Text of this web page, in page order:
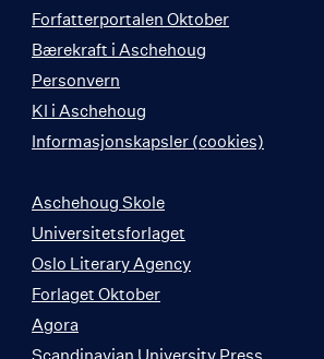
Forfatterportalen Oktober
Bærekraft i Aschehoug
Personvern
KI i Aschehoug
Informasjonskapsler (cookies)
Aschehoug Skole
Universitetsforlaget
Oslo Literary Agency
Forlaget Oktober
Agora